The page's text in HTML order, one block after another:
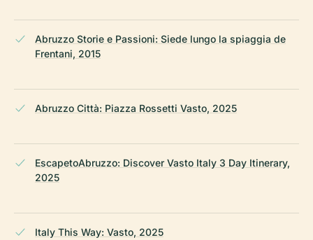
Abruzzo Storie e Passioni: Siede lungo la spiaggia de
Frentani, 2015
Abruzzo Città: Piazza Rossetti Vasto, 2025
EscapetoAbruzzo: Discover Vasto Italy 3 Day Itinerary,
2025
Italy This Way: Vasto, 2025